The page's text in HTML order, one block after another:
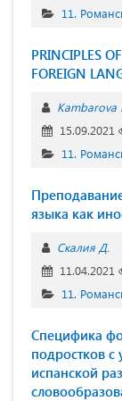
11.
PRINCIPLES
FOREIGN
Kambarova
15.09.2021
11.
языка как
Скалия Д.
11.04.2021
11.
Специфика
подростков с
испанской